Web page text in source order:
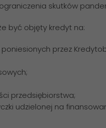
skutków
być objęty kredyt na:
przez
przedsiębiorstwa;
udzielonej na